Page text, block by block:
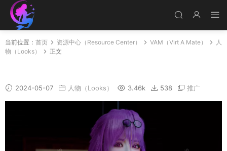
当前位置： 首页 资源中心（Resource Center） VAM（Virt A Mate）
人
物（Looks）
正文
2024-05-07 人物（Looks） 3.46k 538 推广